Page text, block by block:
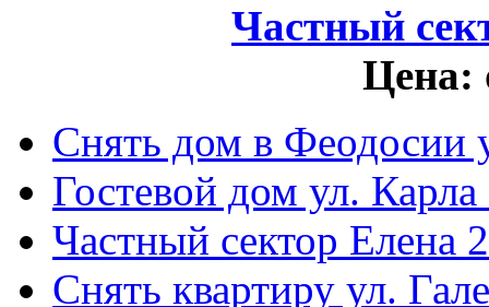
Частный
Цена:
Снять дом в Феодосии
Гостевой дом ул.
Частный сектор Елена 2
Снять квартиру ул.